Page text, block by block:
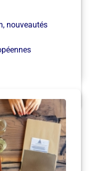
nouveautés
pour mieux